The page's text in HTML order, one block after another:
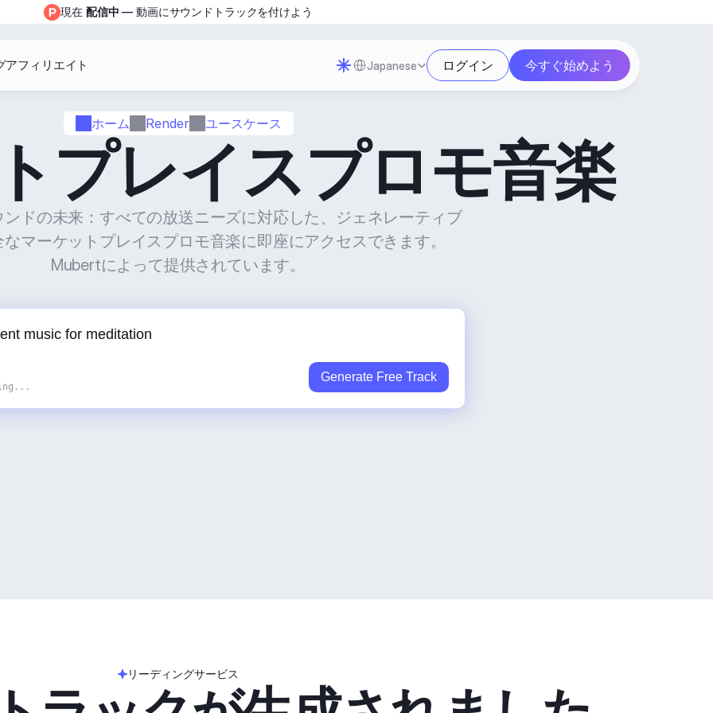
ホーム Render ユースケース
プレイスプロモ音楽
ドの未来：すべての放送ニーズに対応した、ジェネレーティブ
マーケットプレイスプロモ音楽に即座にアクセスできます。
Mubertによって提供されています。
Generate Free Track
リーディングサービス
現在 配信中 — 動画にサウンドトラックを付けよう
アフィリエイト Select Language
Japanese ログイン 今すぐ始めよう